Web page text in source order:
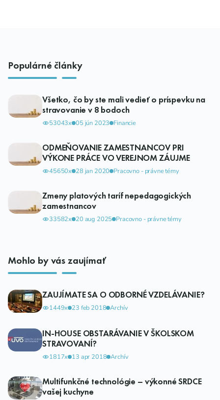
Populárné články
Všetko, čo by ste mali vedieť o príspevku na
stravovanie v 8 bodoch
53043x 05 jún 2023 Financie
ODMEŇOVANIE ZAMESTNANCOV PRI
VÝKONE PRÁCE VO VEREJNOM ZÁUJME
45650x 28 jan 2020 Pracovno - právne témy
Zmeny platových taríf nepedagogických
zamestnancov
33582x 20 aug 2025 Pracovno - právne témy
Mohlo by vás zaujímať
ZAUJÍMATE SA O ODBORNÉ VZDELÁVANIE?
1449x 23 feb 2018 Archív
IN-HOUSE OBSTARÁVANIE V ŠKOLSKOM
STRAVOVANÍ?
1817x 13 apr 2018 Archív
Multifunkčné technológie – výkonné SRDCE
vašej kuchyne